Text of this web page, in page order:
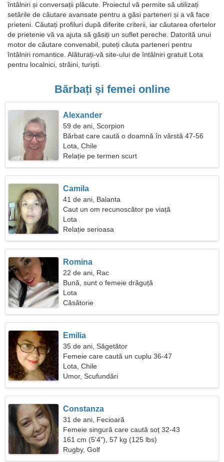
întâlniri și conversații plăcute. Proiectul vă permite să utilizați
setările de căutare avansate pentru a găsi parteneri și a vă face
prieteni. Căutați profiluri după diferite criterii, iar căutarea ofertelor
de prietenie vă va ajuta să găsiți un suflet pereche. Datorită unui
motor de căutare convenabil, puteți căuta parteneri pentru
întâlniri romantice. Alăturați-vă site-ului de întâlniri gratuit Lota
pentru localnici, străini, turiști.
Bărbați și femei online
Alexander
59 de ani, Scorpion
Bărbat care caută o doamnă în vârstă 47-56
Lota, Chile
Relație pe termen scurt
Camila
41 de ani, Balanta
Caut un om recunoscător pe viață
Lota
Relație serioasa
Romina
22 de ani, Rac
Bună, sunt o femeie drăguță
Lota
Căsătorie
Emilia
35 de ani, Săgetător
Femeie care caută un cuplu 36-47
Lota, Chile
Umor, Scufundări
Constanza
31 de ani, Fecioară
Femeie singură care caută soț 32-43
161 cm (5'4"), 57 kg (125 lbs)
Rugby, Golf